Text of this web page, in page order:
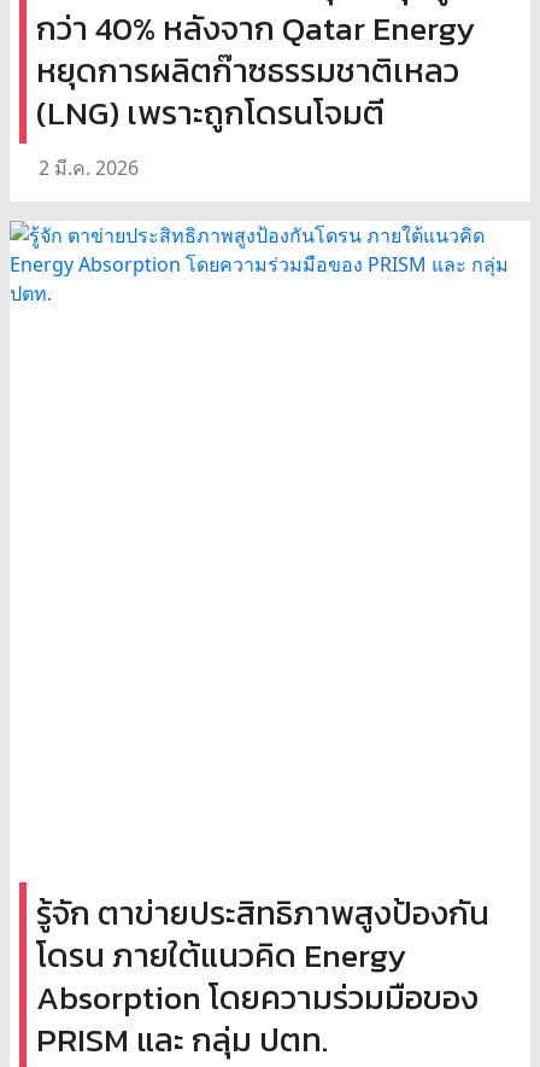
กว่า 40% หลังจาก Qatar Energy
หยุดการผลิตก๊าซธรรมชาติเหลว
(LNG) เพราะถูกโดรนโจมตี
2 มี.ค. 2026
รู้จัก ตาข่ายประสิทธิภาพสูงป้องกัน
โดรน ภายใต้แนวคิด Energy
Absorption โดยความร่วมมือของ
PRISM และ กลุ่ม ปตท.